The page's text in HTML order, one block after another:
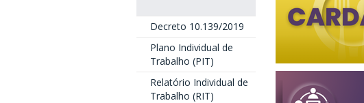
Decreto 10.139/2019
Plano Individual de
Trabalho (PIT)
Relatório Individual de
Trabalho (RIT)